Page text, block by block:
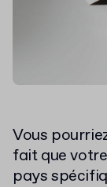
Vous
fait que
pays